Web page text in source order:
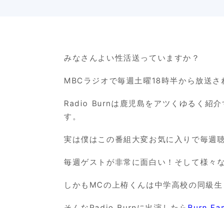
みなさんよい性活送っていますか？
MBC ラジオで毎週土曜 18 時半から放送さ
Radio Burn は鹿児島をアツくゆるく紹
す。
実は僕はこの番組大変お気に入りで毎週
毎週ゲストが非常に面白い！そして様々
しかも MCの上栫くんは中学高校の同級生